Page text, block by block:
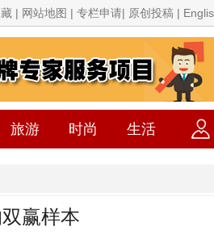
| 网站地图 | 专栏申请| 原创投稿 |
旅游 时尚 生活
赢样本